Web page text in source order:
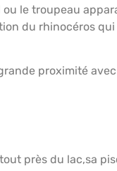
le troupeau
du rhinocéros qui
proximité
près du lac,sa